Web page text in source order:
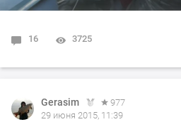
16 3725
Gerasim
977
29 июня 2015, 11:39